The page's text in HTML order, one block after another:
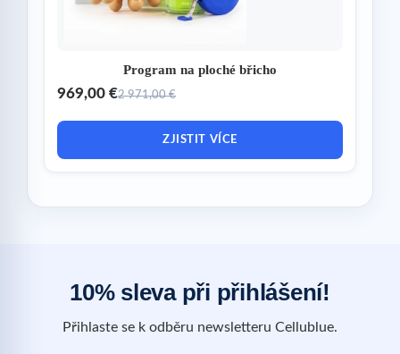
Program na ploché břicho
969,00 €2 971,00 €
ZJISTIT VÍCE
10% sleva při přihlášení!
Přihlaste se k odběru newsletteru Cellublue.